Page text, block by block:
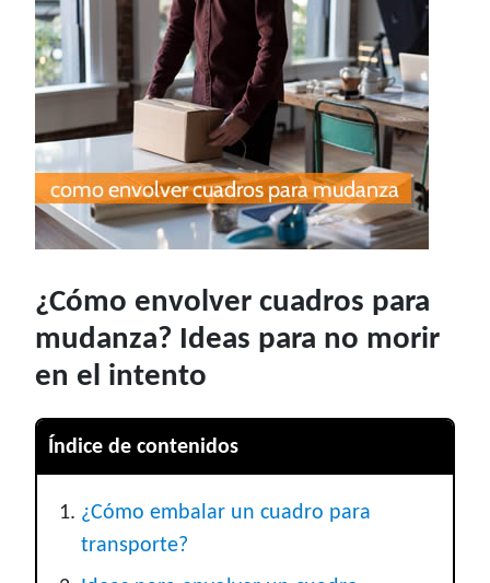
¿Cómo envolver cuadros para
mudanza? Ideas para no morir
en el intento
Índice de contenidos
¿Cómo embalar un cuadro para
transporte?